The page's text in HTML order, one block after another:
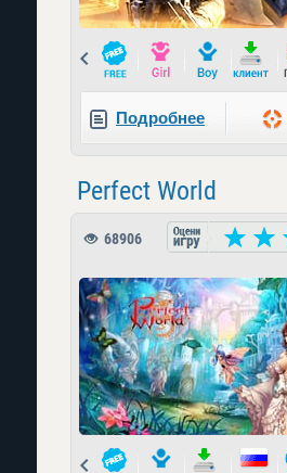
Prev
Подробнее
Perfect World
68906
Prev